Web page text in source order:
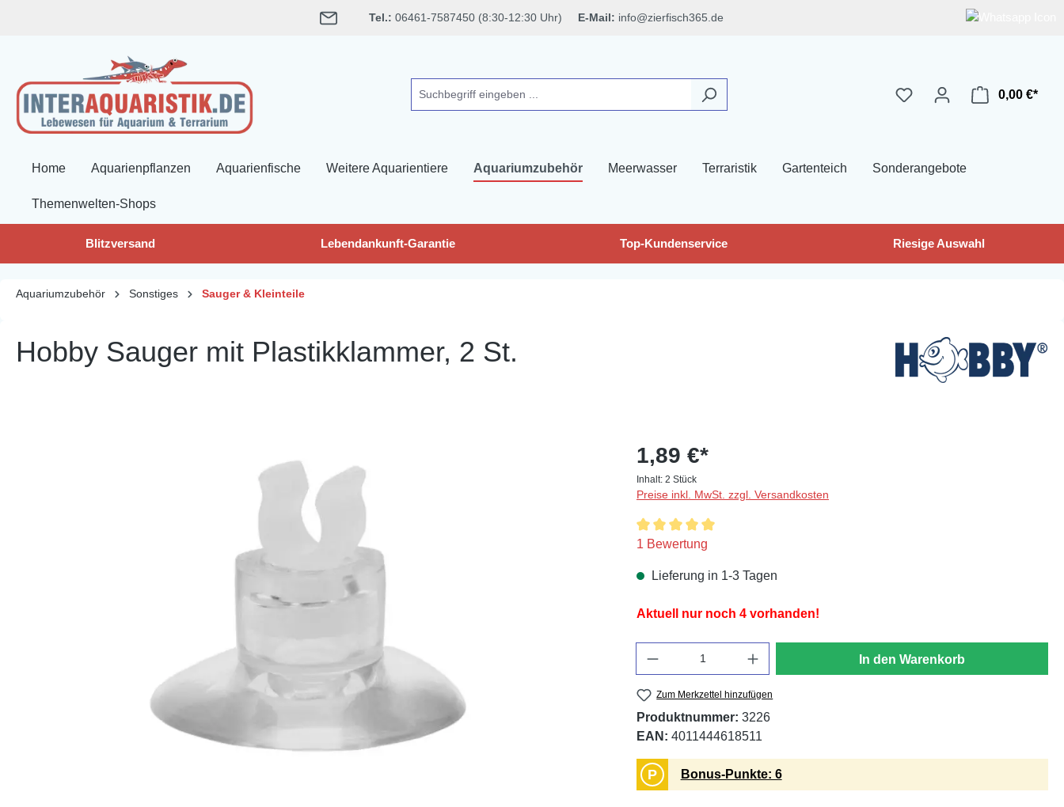
Tel.: 06461-7587450 (8:30-12:30 Uhr) E-Mail: info@zierfisch365.de
0,00 €*
Home Aquarienpflanzen Aquarienfische Weitere Aquarientiere Aquariumzubehör Meerwasser Terraristik Gartenteich Sonderangebote
Themenwelten-Shops
Blitzversand Lebendankunft-Garantie Top-Kundenservice Riesige Auswahl
Aquariumzubehör Sonstiges Sauger & Kleinteile
Hobby Sauger mit Plastikklammer, 2 St.
1,89 €*
Inhalt: 2 Stück
Preise inkl. MwSt. zzgl. Versandkosten
Durchschnittliche Bewertung von 5 von 5 Sternen
1 Bewertung
Lieferung in 1-3 Tagen
Aktuell nur noch 4 vorhanden!
In den Warenkorb
Zum Merkzettel hinzufügen
Produktnummer: 3226
EAN: 4011444618511
P Bonus-Punkte: 6